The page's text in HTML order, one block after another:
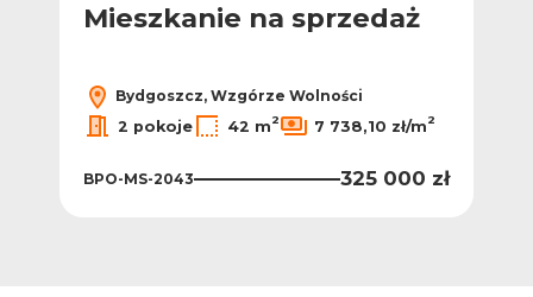
Mieszkanie na sprzedaż
Bydgoszcz, Wzgórze Wolności
2 pokoje
42 m2 7 738,10 zł/m2
BPO-MS-2043 325 000 zł